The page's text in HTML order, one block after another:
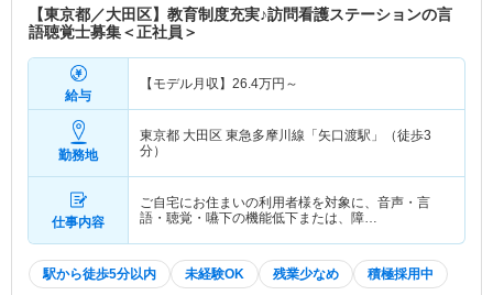
【東京都／大田区】教育制度充実♪訪問看護ステーションの言
語聴覚士募集＜正社員＞
給与
【モデル月収】 26.4万円～
勤務地
東京都 大田区 東急多摩川線「矢口渡駅」（徒歩3
分）
仕事内容
ご自宅にお住まいの利用者様を対象に、音声・言
語・聴覚・嚥下の機能低下または、障…
駅から徒歩5分以内 未経験OK 残業少なめ 積極採用中